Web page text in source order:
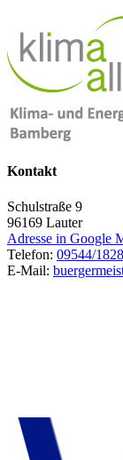
Kontakt
Schulstraße 9
96169 Lauter
Adresse in Google
Telefon: 09544/
E-Mail: